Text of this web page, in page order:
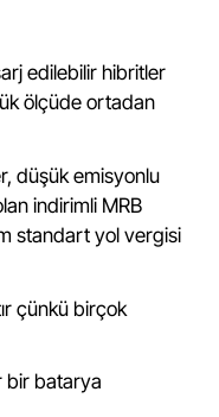
edilebilir hibritler
ölçüde ortadan
düşük emisyonlu
indirimli MRB
standart yol vergisi
çünkü birçok
bir batarya